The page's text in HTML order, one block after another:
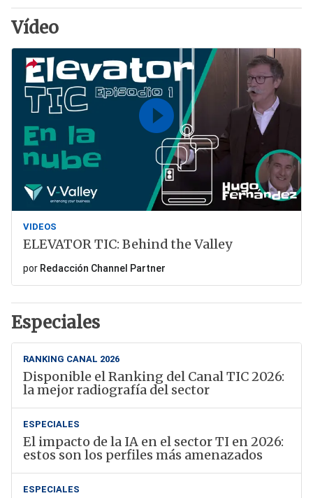
Vídeo
VIDEOS
ELEVATOR TIC: Behind the Valley
por Redacción Channel Partner
Especiales
RANKING CANAL 2026
Disponible el Ranking del Canal TIC 2026:
la mejor radiografía del sector
ESPECIALES
El impacto de la IA en el sector TI en 2026:
estos son los perfiles más amenazados
ESPECIALES